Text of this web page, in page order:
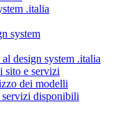
.italia
system
design system .italia
sito e servizi
dei modelli
disponibili